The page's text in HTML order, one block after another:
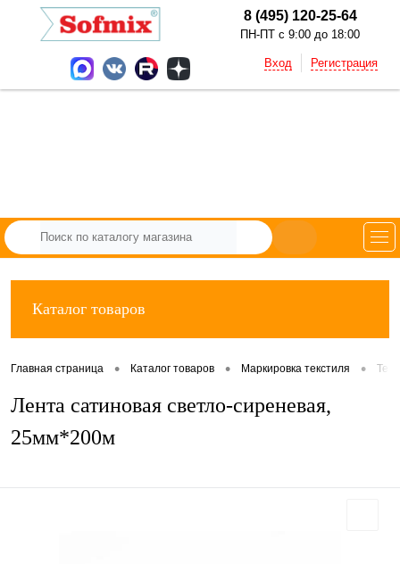
8 (495) 120-25-64
ПН-ПТ с 9:00 до 18:00
Вход Регистрация
Каталог товаров
Главная страница • Каталог товаров • Маркировка текстиля •
Лента сатиновая светло-сиреневая,
25мм*200м